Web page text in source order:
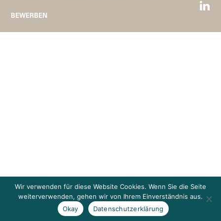
BEWERBEN
Wir verwenden für diese Website Cookies. Wenn Sie die Seite
weiterverwenden, gehen wir von Ihrem Einverständnis aus.
Okay
Datenschutzerklärung